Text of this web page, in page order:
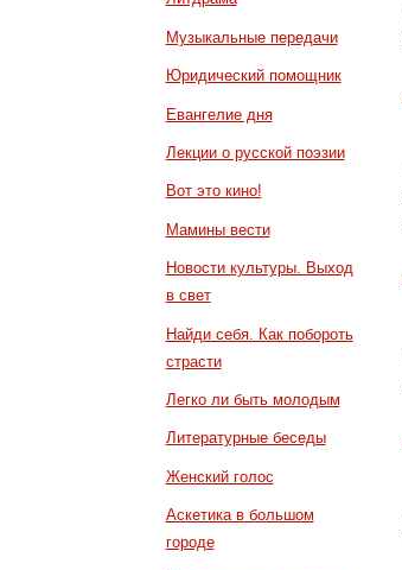
Музыкальные передачи
Юридический помощник
Евангелие дня
Лекции о русской поэзии
Вот это кино!
Мамины вести
Новости культуры. Выход
в свет
Найди себя. Как побороть
страсти
Легко ли быть молодым
Литературные беседы
Женский голос
Аскетика в большом
городе